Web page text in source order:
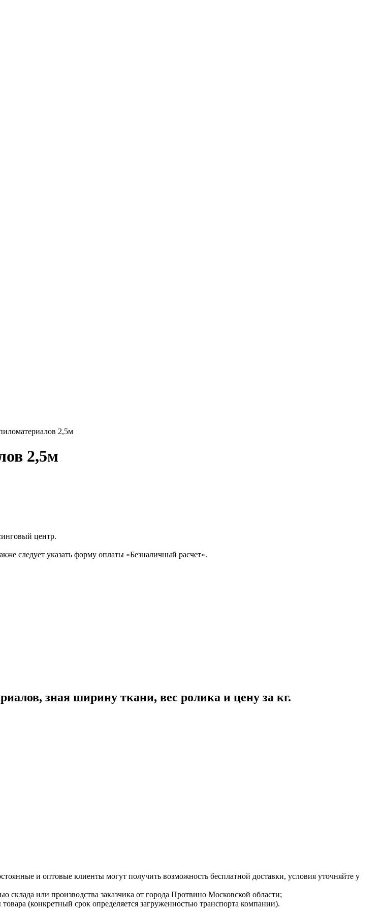
2,5м
2,5м
центр.
следует указать форму оплаты «Безналичный расчет».
зная ширину ткани, вес ролика и цену за кг.
и оптовые клиенты могут получить возможность бесплатной доставки, условия уточняйте у
склада или производства заказчика от города Протвино Московской области;
(конкретный срок определяется загруженностью транспорта компании).